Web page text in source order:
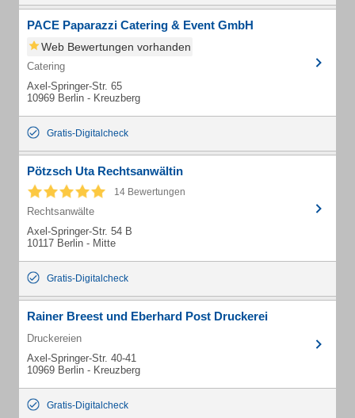
PACE Paparazzi Catering & Event GmbH
Web Bewertungen vorhanden
Catering
Axel-Springer-Str. 65
10969 Berlin - Kreuzberg
Gratis-Digitalcheck
Pötzsch Uta Rechtsanwältin
14 Bewertungen
Rechtsanwälte
Axel-Springer-Str. 54 B
10117 Berlin - Mitte
Gratis-Digitalcheck
Rainer Breest und Eberhard Post Druckerei
Druckereien
Axel-Springer-Str. 40-41
10969 Berlin - Kreuzberg
Gratis-Digitalcheck